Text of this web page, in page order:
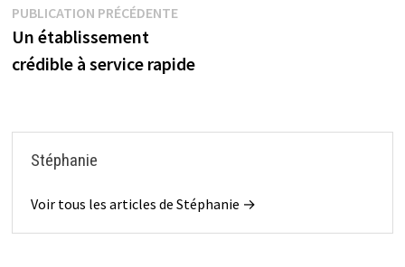
Navigation
de
l’article
PUBLICATION PRÉCÉDENTEPublication
Un établissement
crédible à service rapide
Stéphanie
Voir tous les articles de Stéphanie →